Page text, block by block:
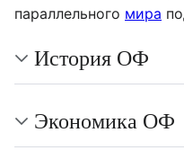
параллельного мира
История ОФ
Экономика ОФ